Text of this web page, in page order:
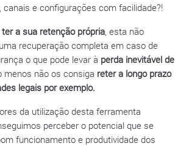
canais e configurações com facilidade?!
a sua retenção própria , esta não
recuperação completa em caso de
o que pode levar à perda inevitável de
menos não os consiga reter a longo prazo
legais por exemplo.
da utilização desta ferramenta
perceber o potencial que se
funcionamento e produtividade dos